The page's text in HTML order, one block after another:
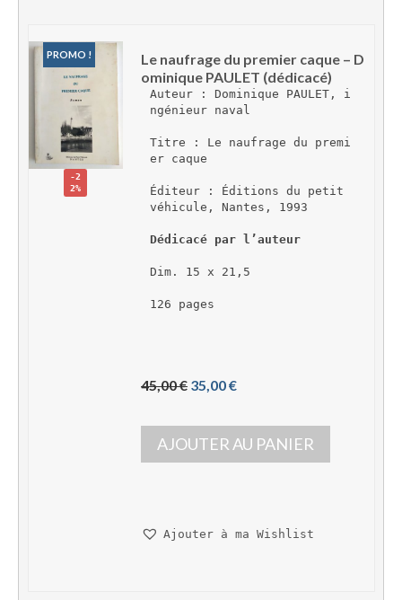
PROMO !
-2
2%
Le naufrage du premier caque – D
ominique PAULET (dédicacé)
Auteur : Dominique PAULET, i
ngénieur naval
Titre : Le naufrage du premi
er caque
Éditeur : Éditions du petit
véhicule, Nantes, 1993
Dédicacé par l’auteur
Dim. 15 x 21,5
126 pages
45,00 € L
p
r
i
i
35,00 €L
p
r
i
t
AJOUTER AU PANIER
Ajouter à ma Wishlist